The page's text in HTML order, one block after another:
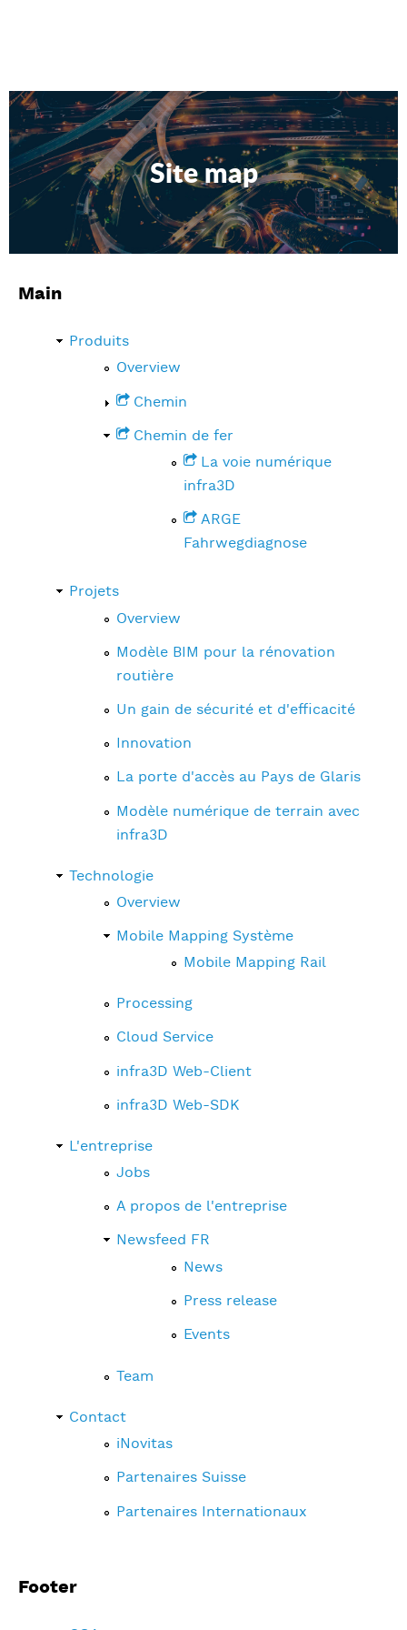
Site map
Main
Produits
Overview
Chemin
Chemin de fer
La voie numérique
infra3D
ARGE
Fahrwegdiagnose
Projets
Overview
Modèle BIM pour la rénovation
routière
Un gain de sécurité et d'efficacité
Innovation
La porte d'accès au Pays de Glaris
Modèle numérique de terrain avec
infra3D
Technologie
Overview
Mobile Mapping Système
Mobile Mapping Rail
Processing
Cloud Service
infra3D Web-Client
infra3D Web-SDK
L'entreprise
Jobs
A propos de l'entreprise
Newsfeed FR
News
Press release
Events
Team
Contact
iNovitas
Partenaires Suisse
Partenaires Internationaux
Footer